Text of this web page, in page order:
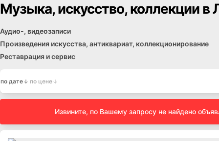
Музыка, искусство, коллекции в
Аудио-, видеозаписи
Произведения искусства, антиквариат, коллекционирование
Реставрация и сервис
по дате по цене
Извините, по Вашему запросу не найдено